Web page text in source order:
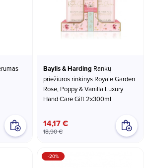
Baylis & Harding
priežiūros rinkinys Royale Garden
Rose, Poppy & Vanilla Luxury
Hand Care Gift 2x300ml
14,17 €
18,90 €
-20%